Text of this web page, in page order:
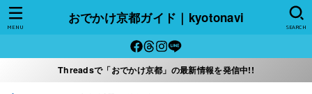
おでかけ京都ガイド｜kyotonavi
SEARCH
MENU
Threadsで「おでかけ京都」の最新情報を発信中!!